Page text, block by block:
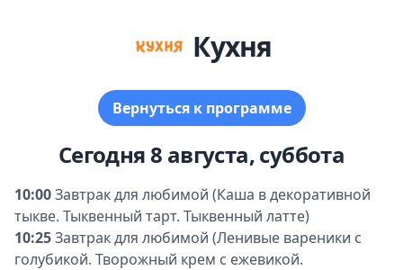
Кухня
ернуться к программе
Сегодня 8 августа, суббота
10:00Завтрак для любимой (Каша в декоративной
тыкве. Тыквенный тарт. Тыквенный латте)
10:25Завтрак для любимой (Ленивые вареники с
олубикой. Творожный крем с ежевикой.